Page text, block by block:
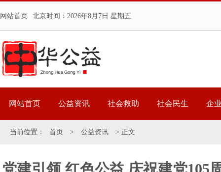
网站首页 北京时间： 2026年8月7日 星期五
网站首页 公益资讯 社会救助 社会民生 企
当前位置： 首页 > 公益资讯 > 正文